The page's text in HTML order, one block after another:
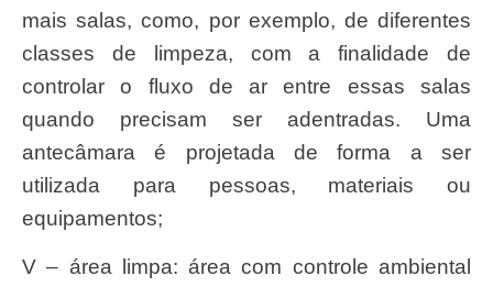
mais salas, como, por exemplo, de diferentes
classes de limpeza, com a finalidade de
controlar o fluxo de ar entre essas salas
quando precisam ser adentradas. Uma
antecâmara é projetada de forma a ser
utilizada para pessoas, materiais ou
equipamentos;
V – área limpa: área com controle ambiental